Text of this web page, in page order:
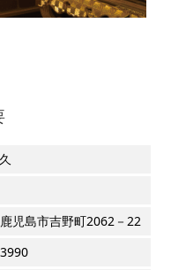
児島市吉野町2062－22